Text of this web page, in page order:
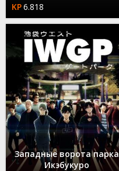
6.818
Западные ворота парка
Икэбукуро